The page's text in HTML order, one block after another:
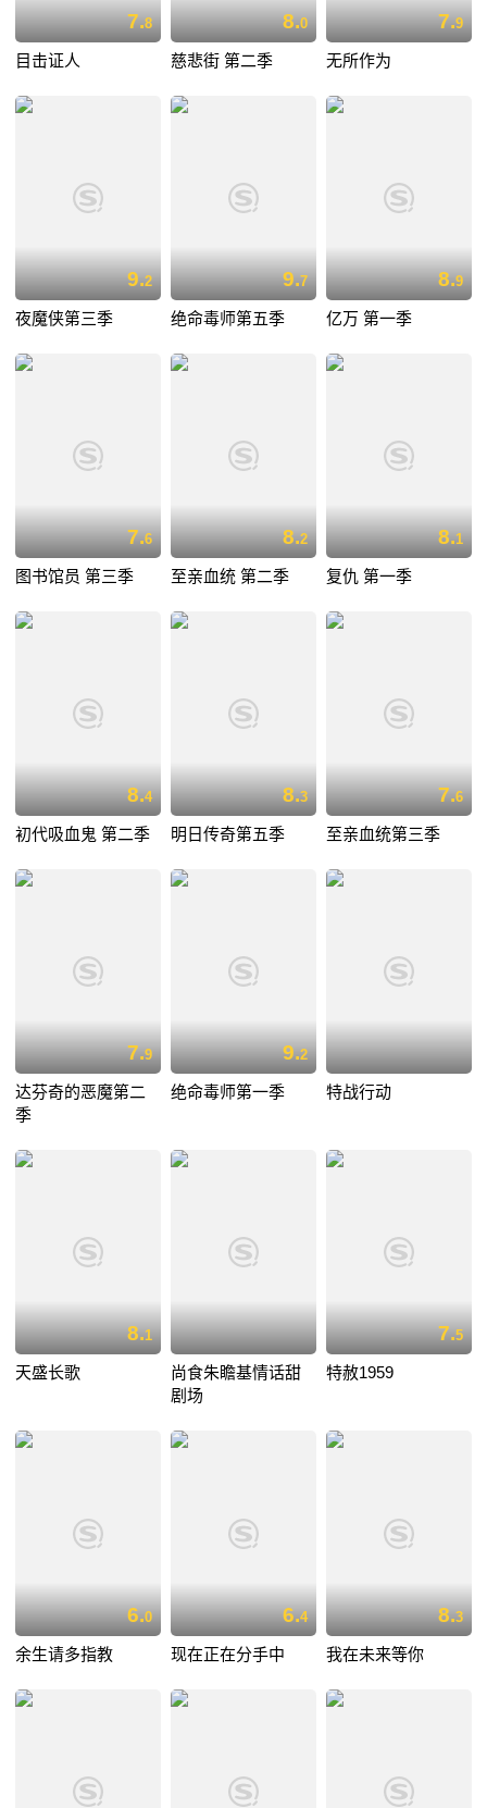
7.8
目击证人
8.0
慈悲街 第二季
7.9
无所作为
9.2
夜魔侠第三季
9.7
绝命毒师第五季
8.9
亿万 第一季
7.6
图书馆员 第三季
8.2
至亲血统 第二季
8.1
复仇 第一季
8.4
初代吸血鬼 第二季
8.3
明日传奇第五季
7.6
至亲血统第三季
7.9
达芬奇的恶魔第二
季
9.2
绝命毒师第一季 特战行动
8.1
天盛长歌
尚食朱瞻基情话甜
剧场
7.5
特赦1959
6.0
余生请多指教
6.4
现在正在分手中
8.3
我在未来等你